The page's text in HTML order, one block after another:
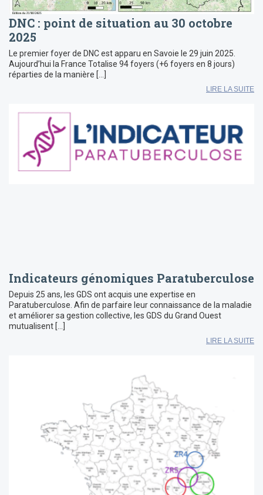
DNC : point de situation au 30 octobre
2025
Le premier foyer de DNC est apparu en Savoie le 29 juin 2025.
Aujourd’hui la France Totalise 94 foyers (+6 foyers en 8 jours)
réparties de la manière […]
LIRE LA SUITE
Indicateurs génomiques Paratuberculose
Depuis 25 ans, les GDS ont acquis une expertise en
Paratuberculose. Afin de parfaire leur connaissance de la maladie
et améliorer sa gestion collective, les GDS du Grand Ouest
mutualisent […]
LIRE LA SUITE